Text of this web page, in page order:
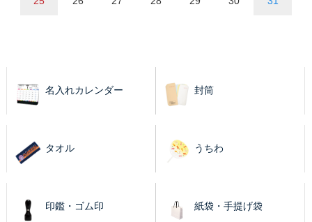
名入れカレンダー 封筒
タオル うちわ
印鑑・ゴム印 紙袋・手提げ袋